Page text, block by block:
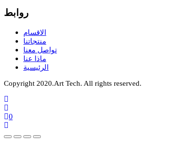
روابط
الاقسام
منتجاتنا
تواصل معنا
ماذا عنا
الرئيسية
Copyright 2020.Art Tech. All rights reserved.
0